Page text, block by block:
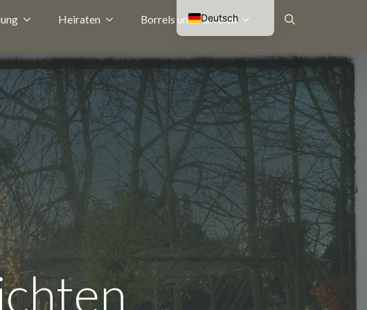
Heiraten Borrels und Parteien
nach:
Deutsch
Nederlands
Français